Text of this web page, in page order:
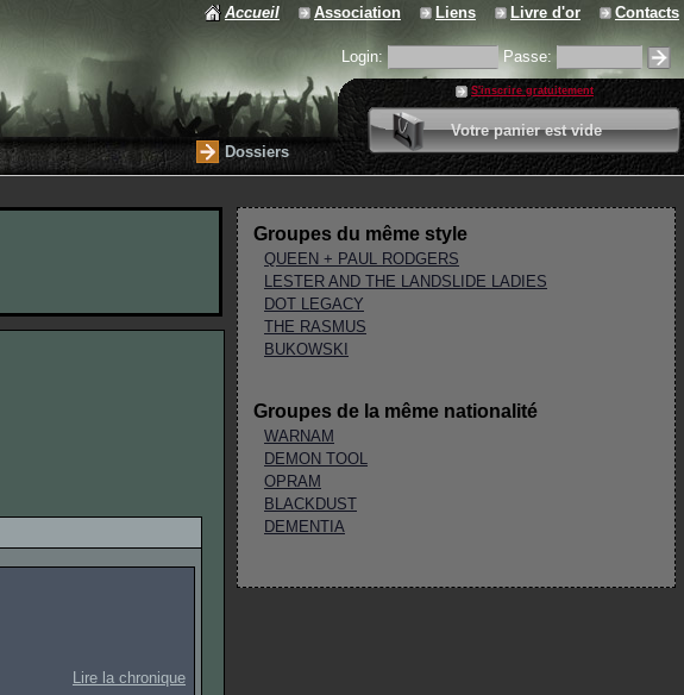
Accueil Association Liens Livre d'or Contacts
Login: Passe:
S'inscrire gratuitement
Votre panier est vide
0 article
Valider votre panier
Dossiers
Groupes du même style
QUEEN + PAUL RODGERS
LESTER AND THE LANDSLIDE LADIES
DOT LEGACY
THE RASMUS
BUKOWSKI
Groupes de la même nationalité
WARNAM
DEMON TOOL
OPRAM
BLACKDUST
DEMENTIA
Lire la chronique